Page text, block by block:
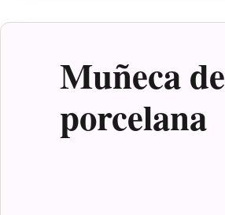
Muñeca de
porcelana